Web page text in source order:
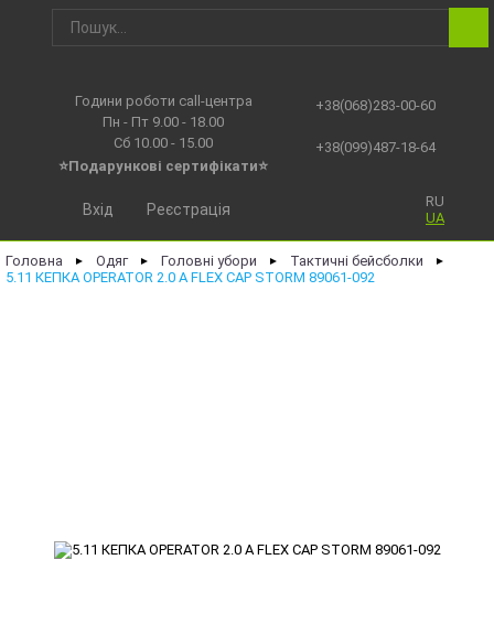
Години роботи call-центра
Пн - Пт 9.00 - 18.00
Сб 10.00 - 15.00
⭐Подарункові сертифікати⭐
+38(068)283-00-60
+38(099)487-18-64
RU
UA
Вхід Реєстрація
Головна ► Одяг ► Головні убори ► Тактичні бейсболки ►
5.11 КЕПКА OPERATOR 2.0 A FLEX CAP STORM 89061-092